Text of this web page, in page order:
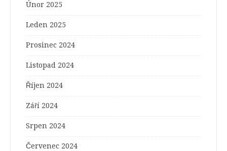
Únor 2025
Leden 2025
Prosinec 2024
Listopad 2024
Říjen 2024
Září 2024
Srpen 2024
Červenec 2024